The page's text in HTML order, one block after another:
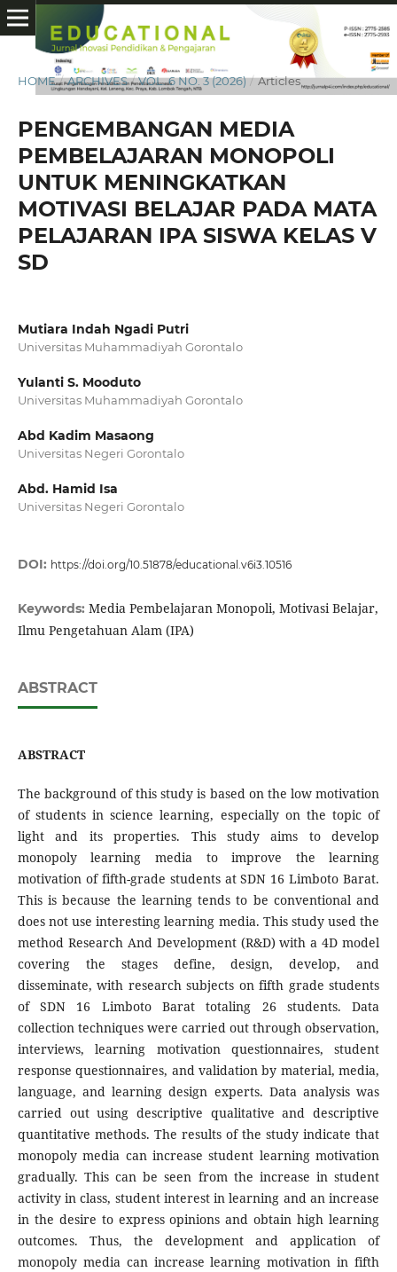
HOME / ARCHIVES / VOL. 6 NO. 3 (2026) / Articles
PENGEMBANGAN MEDIA
PEMBELAJARAN MONOPOLI
UNTUK MENINGKATKAN
MOTIVASI BELAJAR PADA MATA
PELAJARAN IPA SISWA KELAS V
SD
Mutiara Indah Ngadi Putri
Universitas Muhammadiyah Gorontalo
Yulanti S. Mooduto
Universitas Muhammadiyah Gorontalo
Abd Kadim Masaong
Universitas Negeri Gorontalo
Abd. Hamid Isa
Universitas Negeri Gorontalo
DOI: https://doi.org/10.51878/educational.v6i3.10516
Keywords: Media Pembelajaran Monopoli, Motivasi Belajar,
Ilmu Pengetahuan Alam (IPA)
ABSTRACT
ABSTRACT
The background of this study is based on the low motivation
of students in science learning, especially on the topic of
light and its properties. This study aims to develop
monopoly learning media to improve the learning
motivation of fifth-grade students at SDN 16 Limboto Barat.
This is because the learning tends to be conventional and
does not use interesting learning media. This study used the
method Research And Development (R&D) with a 4D model
covering the stages define, design, develop, and
disseminate, with research subjects on fifth grade students
of SDN 16 Limboto Barat totaling 26 students. Data
collection techniques were carried out through observation,
interviews, learning motivation questionnaires, student
response questionnaires, and validation by material, media,
language, and learning design experts. Data analysis was
carried out using descriptive qualitative and descriptive
quantitative methods. The results of the study indicate that
monopoly media can increase student learning motivation
gradually. This can be seen from the increase in student
activity in class, student interest in learning and an increase
in the desire to express opinions and obtain high learning
outcomes. Thus, the development and application of
monopoly media can increase learning motivation in fifth